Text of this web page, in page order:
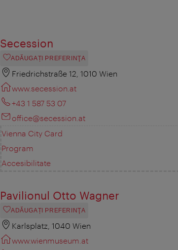
Secession
ADĂUGAȚI PREFERINŢA
Friedrichstraße 12, 1010 Wien
www.secession.at
+43 1 587 53 07
office@secession.at
Vienna City Card
Program
Accesibilitate
Pavilionul Otto Wagner
ADĂUGAȚI PREFERINŢA
Karlsplatz, 1040 Wien
www.wienmuseum.at